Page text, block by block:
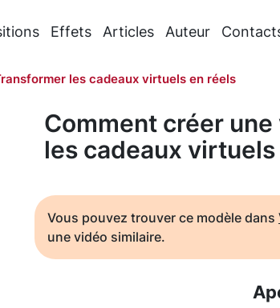
Effets Articles Auteur
les cadeaux virtuels en réels
Comment créer
les cadeaux
Vous pouvez trouver ce modèle dans
une vidéo similaire.